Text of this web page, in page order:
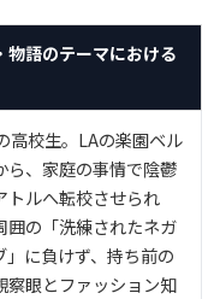
物語のテーマにおける
高校生。LAの楽園ベル
ら、家庭の事情で陰鬱
トルへ転校させられ
囲の「洗練されたネガ
」に負けず、持ち前の
察眼とファッション知